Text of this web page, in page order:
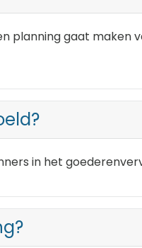
planning gaat
in het